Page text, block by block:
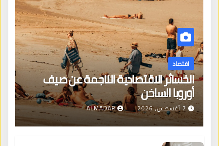
اقتصاد
الخسائر الاقتصادية الناجمة عن صيف
أوروبا الساخن
7 أغسطس، 2026 ALMADAR